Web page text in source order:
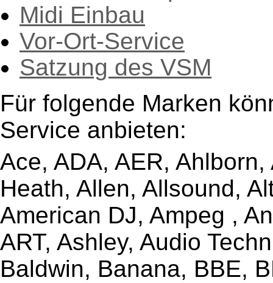
Midi Einbau
Vor-Ort-Service
Satzung des VSM
Für folgende Marken
Service anbieten:
Ace, ADA, AER,
Heath, Allen, Allsound,
American DJ, Ampeg ,
ART, Ashley, Audio
Baldwin, Banana, BBE,